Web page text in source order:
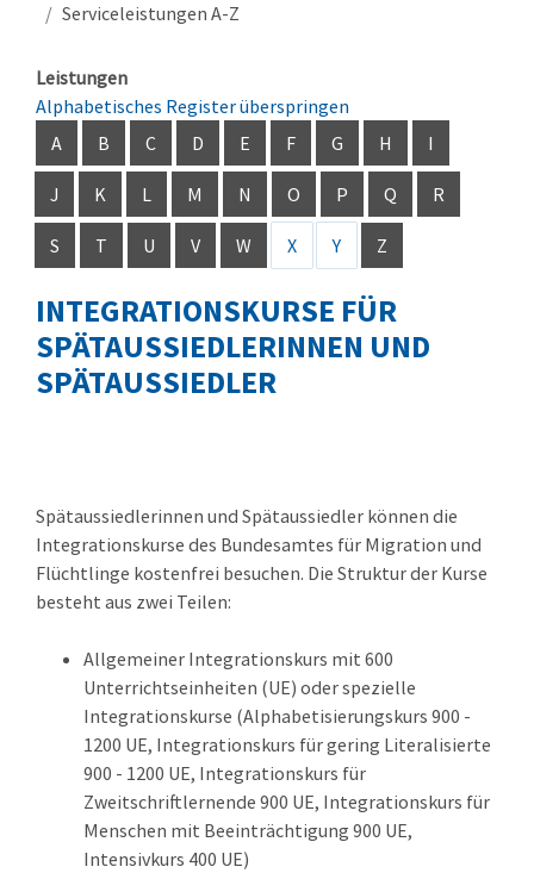
Serviceleistungen A-Z
Leistungen
Alphabetisches Register überspringen
A
B C D E F G H I
J K L M N O P Q R
S T U V W X Y Z
INTEGRATIONSKURSE FÜR
SPÄTAUSSIEDLERINNEN UND
SPÄTAUSSIEDLER
Spätaussiedlerinnen und Spätaussiedler können die
Integrationskurse des Bundesamtes für Migration und
Flüchtlinge kostenfrei besuchen. Die Struktur der Kurse
besteht aus zwei Teilen:
Allgemeiner Integrationskurs mit 600
Unterrichtseinheiten (UE) oder spezielle
Integrationskurse (Alphabetisierungskurs 900 -
1200 UE, Integrationskurs für gering Literalisierte
900 - 1200 UE, Integrationskurs für
Zweitschriftlernende 900 UE, Integrationskurs für
Menschen mit Beeinträchtigung 900 UE,
Intensivkurs 400 UE)